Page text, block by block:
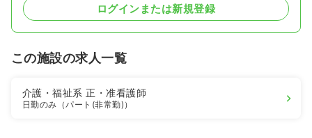
ログインまたは新規登録
この施設の求人一覧
介護・福祉系正・准看護師
日勤のみ（パート(非常勤)）